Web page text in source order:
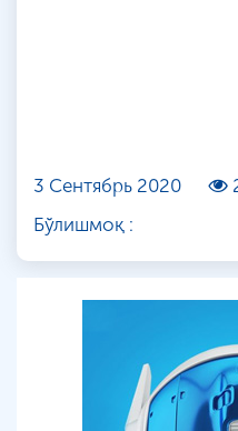
3 Сентябрь 2020
Бўлишмоқ :